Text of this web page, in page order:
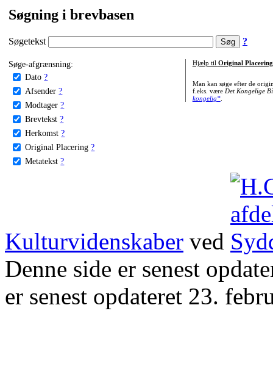
Søgning i brevbasen
Søgetekst ?
Søge-afgrænsning:
Dato ?
Afsender ?
Modtager ?
Brevtekst ?
Herkomst ?
Original Placering ?
Metatekst ?
Hjælp til Original Placering
Man kan søge efter de
f.eks. være Det Kongelige
kongelig*.
Kulturvidenskaber ved
Denne side er senest
er senest opdateret 23.